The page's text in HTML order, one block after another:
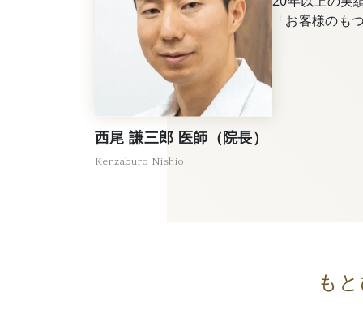
「お客様のも
西尾 謙三郎 医師（院長）
Kenzaburo Nishio
も